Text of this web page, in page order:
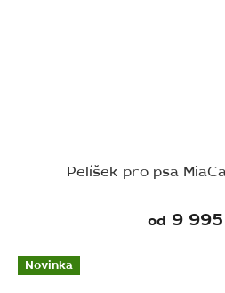
Pelíšek pro psa
od 9
Novinka